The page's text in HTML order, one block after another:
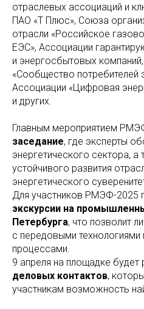
отраслевых ассоциаций и
ПАО «Т Плюс», Союза
отрасли «Российское
ЕЭС», Ассоциации
и энергосбытовых
«Сообщество потребителей
Ассоциации «Цифровая
и других.
Главным мероприятием
заседание, где эксперты
энергетического сектора,
устойчивого развития
энергетического
Для участников РМЭФ-2025
экскурсии на
Петербурга, что позволит
с передовыми
процессами.
9 апреля на площадке будет
деловых контактов,
участникам возможность